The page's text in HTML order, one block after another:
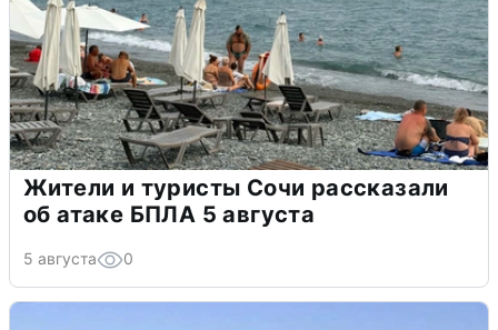
Жители и туристы Сочи рассказали
об атаке БПЛА 5 августа
5 августа 0